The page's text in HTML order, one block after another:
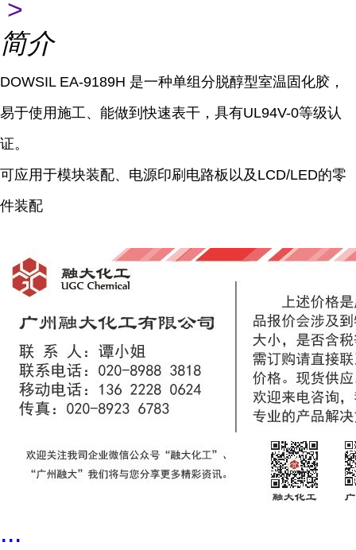
>
简介
DOWSIL EA-9189H 是一种单组分脱醇型室温固化胶，
易于使用施工、能做到快速表干，具有UL94V-0等级认
证。
可应用于模块装配、电源印刷电路板以及LCD/LED的零
件装配
...